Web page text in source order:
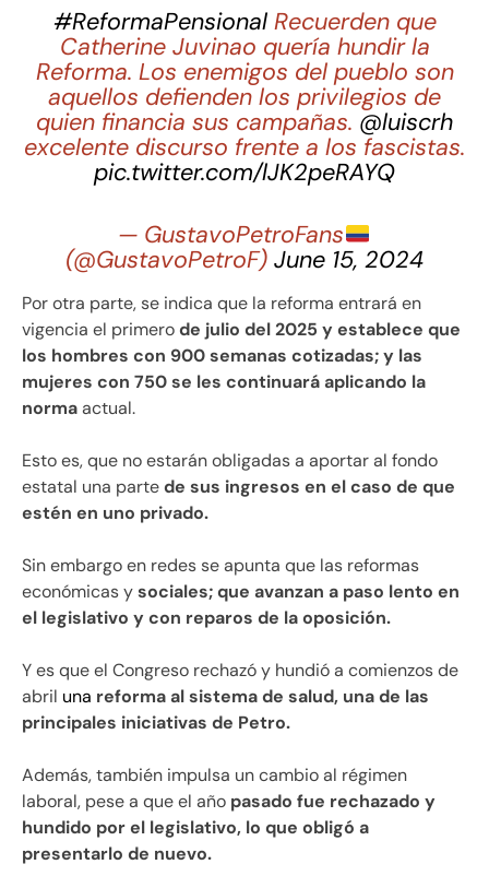
#ReformaPensionalRecuerden que
Catherine Juvinao quería hundir la
Reforma. Los enemigos del pueblo son
aquellos defienden los privilegios de
quien financia sus campañas. @luiscrh
excelente discurso frente a los fascistas.
pic.twitter.com/lJK2peRAYQ
— GustavoPetroFans
(@GustavoPetroF) June 15, 2024
Por otra parte, se indica que la reforma entrará en
vigencia el primerode julio del 2025 y establece que
los hombres con 900 semanas cotizadas; y las
mujeres con 750 se les continuará aplicando la
normaactual.
Esto es, que no estarán obligadas a aportar al fondo
estatal una partede sus ingresos en el caso de que
estén en uno privado.
Sin embargo en redes se apunta que las reformas
económicas ysociales; que avanzan a paso lento en
el legislativo y con reparos de la oposición.
Y es que el Congreso rechazó y hundió a comienzos de
abril una reforma al sistema de salud, una de las
principales iniciativas de Petro.
Además, también impulsa un cambio al régimen
laboral, pese a que el año pasado fue rechazado y
hundido por el legislativo, lo que obligó a
presentarlo de nuevo.